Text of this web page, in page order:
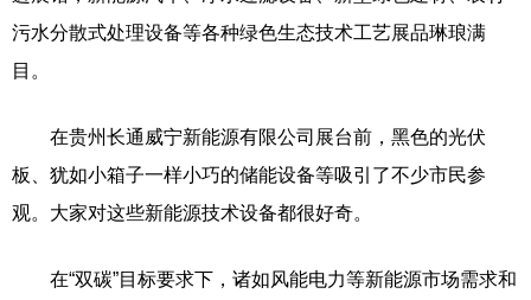
污水分散式处理设备等各种绿色生态技术工艺展品琳琅满
目。
在贵州长通威宁新能源有限公司展台前，黑色的光伏
板、犹如小箱子一样小巧的储能设备等吸引了不少市民参
观。大家对这些新能源技术设备都很好奇。
在“双碳”目标要求下，诸如风能电力等新能源市场需求和